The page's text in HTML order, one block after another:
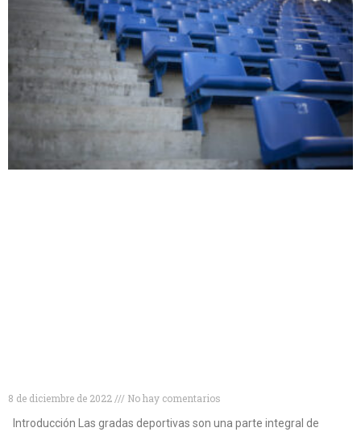
8 de diciembre de 2022
No hay comentarios
Introducción Las gradas deportivas son una parte integral de